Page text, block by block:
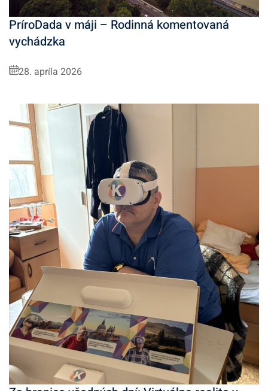
PríroDada v máji – Rodinná komentovaná
vychádzka
28. apríla 2026